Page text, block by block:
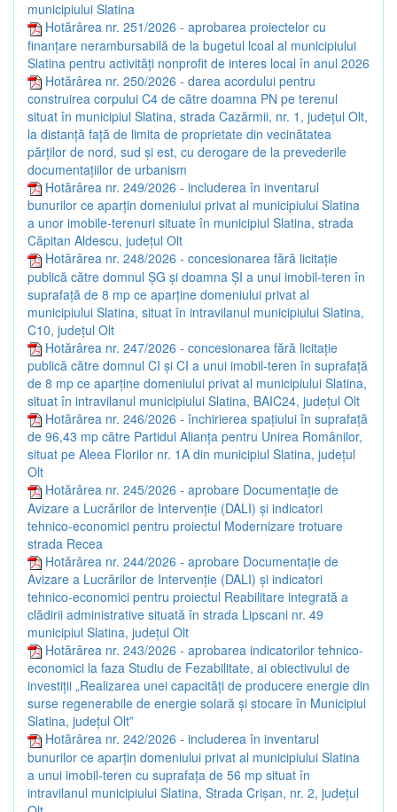
municipiului Slatina
Hotărârea nr. 251/2026 - aprobarea proiectelor cu
finanțare nerambursabilă de la bugetul lcoal al municipiului
Slatina pentru activități nonprofit de interes local în anul 2026
Hotărârea nr. 250/2026 - darea acordului pentru
construirea corpului C4 de către doamna PN pe terenul
situat în municipiul Slatina, strada Cazărmii, nr. 1, județul Olt,
la distanță față de limita de proprietate din vecinătatea
părților de nord, sud și est, cu derogare de la prevederile
documentațiilor de urbanism
Hotărârea nr. 249/2026 - includerea în inventarul
bunurilor ce aparțin domeniului privat al municipiului Slatina
a unor imobile-terenuri situate în municipiul Slatina, strada
Căpitan Aldescu, județul Olt
Hotărârea nr. 248/2026 - concesionarea fără licitație
publică către domnul ȘG și doamna ȘI a unui imobil-teren în
suprafață de 8 mp ce aparține domeniului privat al
municipiului Slatina, situat în intravilanul municipiului Slatina,
C10, județul Olt
Hotărârea nr. 247/2026 - concesionarea fără licitație
publică către domnul CI și CI a unui imobil-teren în suprafață
de 8 mp ce aparține domeniului privat al municipiului Slatina,
situat în intravilanul municipiului Slatina, BAIC24, județul Olt
Hotărârea nr. 246/2026 - închirierea spațiului în suprafață
de 96,43 mp către Partidul Alianța pentru Unirea Românilor,
situat pe Aleea Florilor nr. 1A din municipiul Slatina, județul
Olt
Hotărârea nr. 245/2026 - aprobare Documentație de
Avizare a Lucrărilor de Intervenție (DALI) și indicatori
tehnico-economici pentru proiectul Modernizare trotuare
strada Recea
Hotărârea nr. 244/2026 - aprobare Documentație de
Avizare a Lucrărilor de Intervenție (DALI) și indicatori
tehnico-economici pentru proiectul Reabilitare integrată a
clădirii administrative situată în strada Lipscani nr. 49
municipiul Slatina, județul Olt
Hotărârea nr. 243/2026 - aprobarea indicatorilor tehnico-
economici la faza Studiu de Fezabilitate, ai obiectivului de
investiții „Realizarea unei capacități de producere energie din
surse regenerabile de energie solară și stocare în Municipiul
Slatina, județul Olt”
Hotărârea nr. 242/2026 - includerea în inventarul
bunurilor ce aparțin domeniului privat al municipiului Slatina
a unui imobil-teren cu suprafața de 56 mp situat în
intravilanul municipiului Slatina, Strada Crișan, nr. 2, județul